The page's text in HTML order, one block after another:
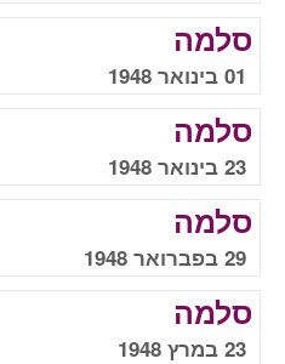
סלמה
01 בינואר 1948
סלמה
23 בינואר 1948
סלמה
29 בפברואר 1948
סלמה
23 במרץ 1948